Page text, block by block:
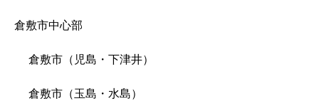
倉敷市中心部
倉敷市（児島・下津井）
倉敷市（玉島・水島）